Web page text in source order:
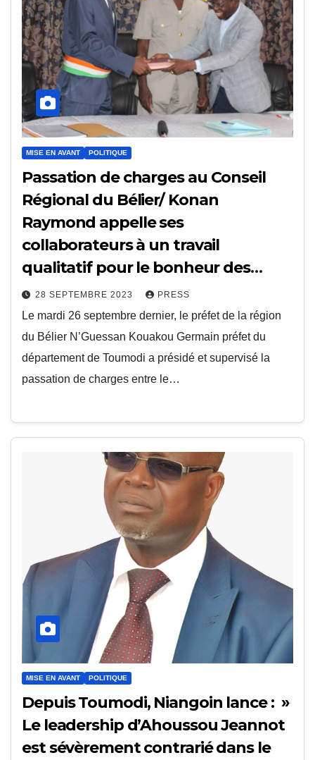
MISE EN AVANT POLITIQUE
Passation de charges au Conseil
Régional du Bélier/ Konan
Raymond appelle ses
collaborateurs à un travail
qualitatif pour le bonheur des
populations
28 SEPTEMBRE 2023 PRESS
Le mardi 26 septembre dernier, le préfet de la région
du Bélier N’Guessan Kouakou Germain préfet du
département de Toumodi a présidé et supervisé la
passation de charges entre le…
MISE EN AVANT POLITIQUE
Depuis Toumodi, Niangoin lance : »
Le leadership d’Ahoussou Jeannot
est sévèrement contrarié dans le